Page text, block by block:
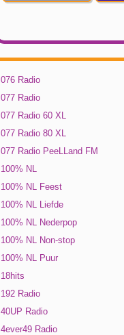
076 Radio
077 Radio
077 Radio 60 XL
077 Radio 80 XL
077 Radio PeeLLand FM
100% NL
100% NL Feest
100% NL Liefde
100% NL Nederpop
100% NL Non-stop
100% NL Puur
18hits
192 Radio
40UP Radio
4ever49 Radio